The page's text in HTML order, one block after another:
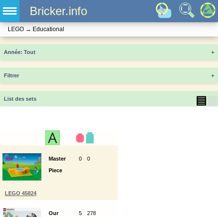
Bricker.info
LEGO → Educational
Année +
Filtrer +
List des sets ▤
LEGO 45824
Master
Piece
0 0
Our
5 278